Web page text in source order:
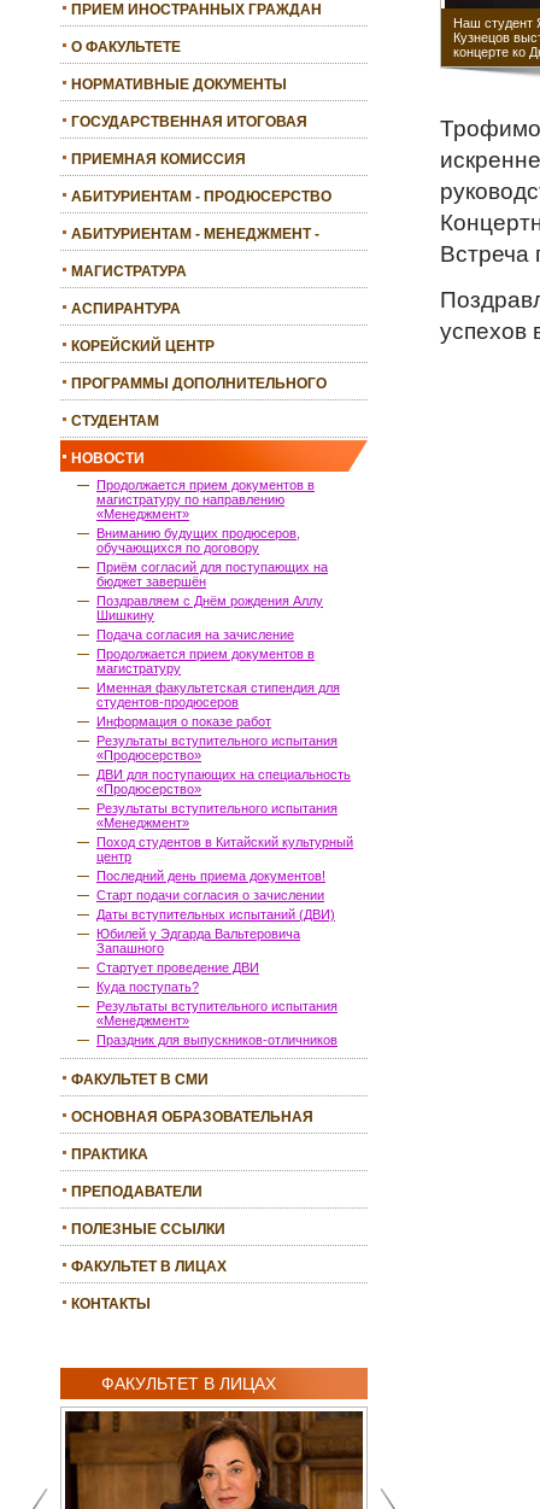
ПРИЕМ ИНОСТРАННЫХ ГРАЖДАН
О ФАКУЛЬТЕТЕ
НОРМАТИВНЫЕ ДОКУМЕНТЫ
ГОСУДАРСТВЕННАЯ ИТОГОВАЯ
ПРИЕМНАЯ КОМИССИЯ
АБИТУРИЕНТАМ - ПРОДЮСЕРСТВО
АБИТУРИЕНТАМ - МЕНЕДЖМЕНТ -
МАГИСТРАТУРА
АСПИРАНТУРА
КОРЕЙСКИЙ ЦЕНТР
ПРОГРАММЫ ДОПОЛНИТЕЛЬНОГО
СТУДЕНТАМ
НОВОСТИ
Продолжается прием документов в
магистратуру по направлению
«Менеджмент»
Вниманию будущих продюсеров,
обучающихся по договору
Приём согласий для поступающих на
бюджет завершён
Поздравляем с Днём рождения Аллу
Шишкину
Подача согласия на зачисление
Продолжается прием документов в
магистратуру
Именная факультетская стипендия для
студентов-продюсеров
Информация о показе работ
Результаты вступительного испытания
«Продюсерство»
ДВИ для поступающих на специальность
«Продюсерство»
Результаты вступительного испытания
«Менеджмент»
Поход студентов в Китайский культурный
центр
Последний день приема документов!
Старт подачи согласия о зачислении
Даты вступительных испытаний (ДВИ)
Юбилей у Эдгарда Вальтеровича
Запашного
Стартует проведение ДВИ
Куда поступать?
Результаты вступительного испытания
«Менеджмент»
Праздник для выпускников-отличников
ФАКУЛЬТЕТ В СМИ
ОСНОВНАЯ ОБРАЗОВАТЕЛЬНАЯ
ПРАКТИКА
ПРЕПОДАВАТЕЛИ
ПОЛЕЗНЫЕ ССЫЛКИ
ФАКУЛЬТЕТ В ЛИЦАХ
КОНТАКТЫ
ФАКУЛЬТЕТ В ЛИЦАХ
Наш студент
Кузнецов
концерте ко
Встреча
успехов